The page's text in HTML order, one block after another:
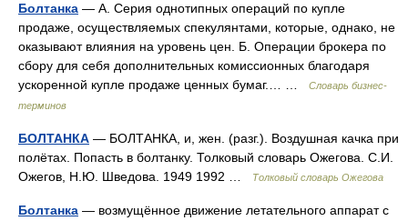
Болтанка — А. Серия однотипных операций по купле
продаже, осуществляемых спекулянтами, которые, однако, не
оказывают влияния на уровень цен. Б. Операции брокера по
сбору для себя дополнительных комиссионных благодаря
ускоренной купле продаже ценных бумаг.… …
Словарь бизнес-
терминов
БОЛТАНКА — БОЛТАНКА, и, жен. (разг.). Воздушная качка при
полётах. Попасть в болтанку. Толковый словарь Ожегова. С.И.
Ожегов, Н.Ю. Шведова. 1949 1992 …
Толковый словарь Ожегова
Болтанка — возмущённое движение летательного аппарат с